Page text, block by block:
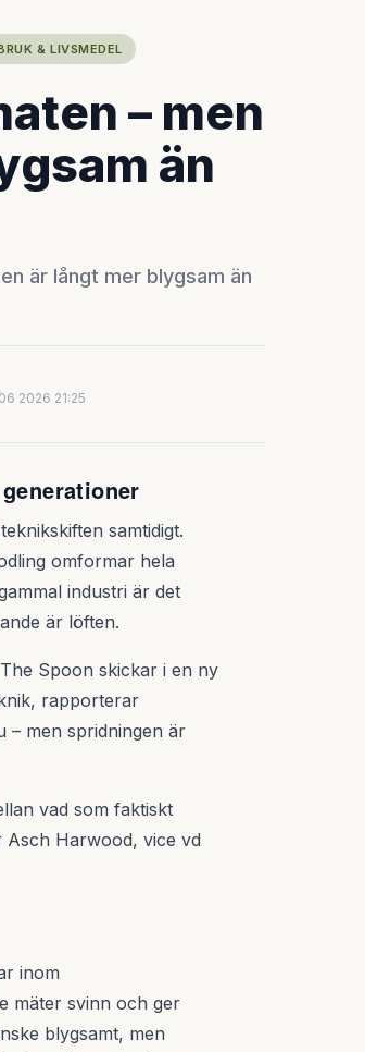
& LIVSMEDEL
– men
än
är långt mer blygsam än
2026 21:25
samtidigt.
omformar hela
industri är det
är löften.
Spoon skickar i en ny
rapporterar
– men spridningen är
vad som faktiskt
Harwood, vice vd
inom
mäter svinn och ger
blygsamt, men